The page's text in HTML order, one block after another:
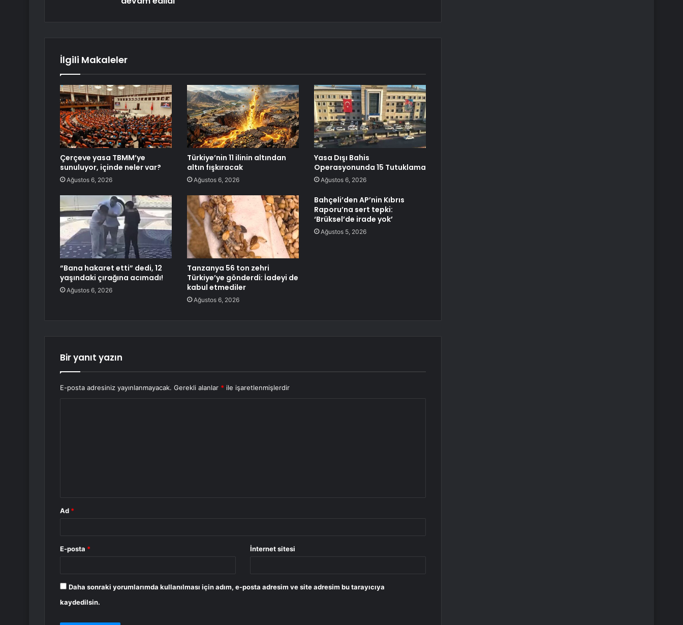
İlgili Makaleler
Çerçeve yasa TBMM’ye
sunuluyor, içinde neler var?
Ağustos 6, 2026
Türkiye’nin 11 ilinin altından
altın fışkıracak
Ağustos 6, 2026
Yasa Dışı Bahis
Operasyonunda 15 Tutuklama
Ağustos 6, 2026
“Bana hakaret etti” dedi, 12
yaşındaki çırağına acımadı!
Ağustos 6, 2026
Tanzanya 56 ton zehri
Türkiye’ye gönderdi: İadeyi de
kabul etmediler
Ağustos 6, 2026
Bahçeli’den AP’nin Kıbrıs
Raporu’na sert tepki:
‘Brüksel’de irade yok’
Ağustos 5, 2026
Bir yanıt yazın
E-posta adresiniz yayınlanmayacak. Gerekli alanlar * ile işaretlenmişlerdir
Ad *
E-posta * İnternet sitesi
Daha sonraki yorumlarımda kullanılması için adım, e-posta adresim ve site adresim bu tarayıcıya
kaydedilsin.